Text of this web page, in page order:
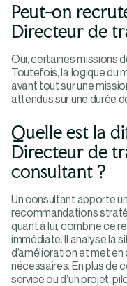
Peut-on
Directeur de
Oui, certaines missions
Toutefois, la logique du
avant tout sur une
attendus sur une durée
Quelle est la
Directeur de
consultant ?
Un consultant apporte
recommandations
quant à lui, combine ce
immédiate. Il analyse la
d’amélioration et met
nécessaires. En plus de
service ou d’un projet,